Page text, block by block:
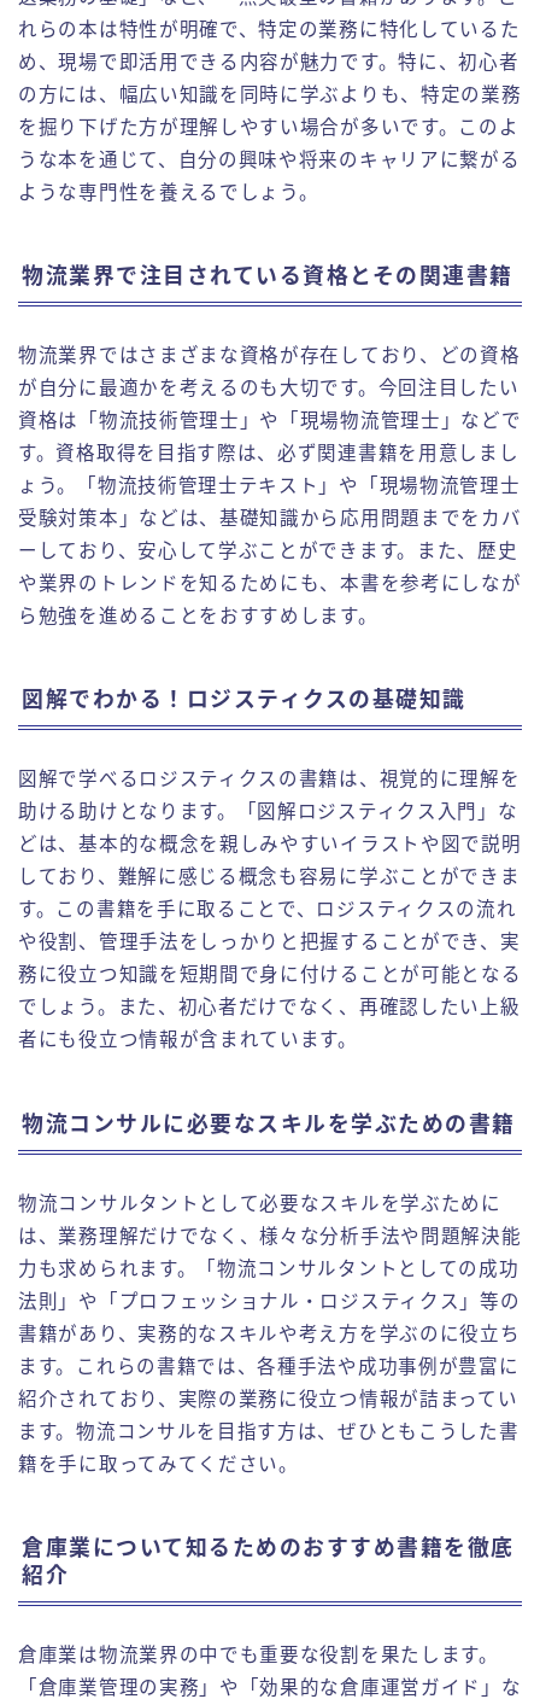
れらの本は特性が明確で、特定の業務に特化しているた
め、現場で即活用できる内容が魅力です。特に、初心者
の方には、幅広い知識を同時に学ぶよりも、特定の業務
を掘り下げた方が理解しやすい場合が多いです。このよ
うな本を通じて、自分の興味や将来のキャリアに繋がる
ような専門性を養えるでしょう。
物流業界で注目されている資格とその関連書籍
物流業界ではさまざまな資格が存在しており、どの資格
が自分に最適かを考えるのも大切です。今回注目したい
資格は「物流技術管理士」や「現場物流管理士」などで
す。資格取得を目指す際は、必ず関連書籍を用意しまし
ょう。「物流技術管理士テキスト」や「現場物流管理士
受験対策本」などは、基礎知識から応用問題までをカバ
ーしており、安心して学ぶことができます。また、歴史
や業界のトレンドを知るためにも、本書を参考にしなが
ら勉強を進めることをおすすめします。
図解でわかる！ロジスティクスの基礎知識
図解で学べるロジスティクスの書籍は、視覚的に理解を
助ける助けとなります。「図解ロジスティクス入門」な
どは、基本的な概念を親しみやすいイラストや図で説明
しており、難解に感じる概念も容易に学ぶことができま
す。この書籍を手に取ることで、ロジスティクスの流れ
や役割、管理手法をしっかりと把握することができ、実
務に役立つ知識を短期間で身に付けることが可能となる
でしょう。また、初心者だけでなく、再確認したい上級
者にも役立つ情報が含まれています。
物流コンサルに必要なスキルを学ぶための書籍
物流コンサルタントとして必要なスキルを学ぶために
は、業務理解だけでなく、様々な分析手法や問題解決能
力も求められます。「物流コンサルタントとしての成功
法則」や「プロフェッショナル・ロジスティクス」等の
書籍があり、実務的なスキルや考え方を学ぶのに役立ち
ます。これらの書籍では、各種手法や成功事例が豊富に
紹介されており、実際の業務に役立つ情報が詰まってい
ます。物流コンサルを目指す方は、ぜひともこうした書
籍を手に取ってみてください。
倉庫業について知るためのおすすめ書籍を徹底
紹介
倉庫業は物流業界の中でも重要な役割を果たします。
「倉庫業管理の実務」や「効果的な倉庫運営ガイド」な